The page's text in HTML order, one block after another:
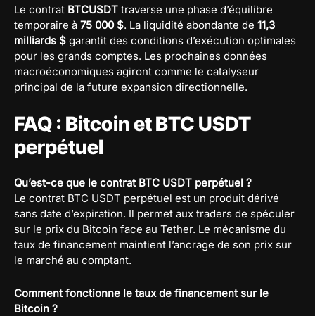
Le contrat BTCUSDT traverse une phase d’équilibre
temporaire à 75 000 $. La liquidité abondante de 11,3
milliards $ garantit des conditions d’exécution optimales
pour les grands comptes. Les prochaines données
macroéconomiques agiront comme le catalyseur
principal de la future expansion directionnelle.
FAQ : Bitcoin et BTC USDT
perpétuel
Qu’est-ce que le contrat BTC USDT perpétuel ?
Le contrat BTC USDT perpétuel est un produit dérivé
sans date d’expiration. Il permet aux traders de spéculer
sur le prix du Bitcoin face au Tether. Le mécanisme du
taux de financement maintient l’ancrage de son prix sur
le marché au comptant.
Comment fonctionne le taux de financement sur le
Bitcoin ?